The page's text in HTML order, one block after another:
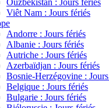
Viêt Nam : Jours fériés
Andorre : Jours fériés
Albanie : Jours fériés
Autriche : Jours fériés
Azerbaïdjan : Jours fériés
Bosnie-Herzégovine :
Belgique : Jours fériés
Bulgarie : Jours fériés